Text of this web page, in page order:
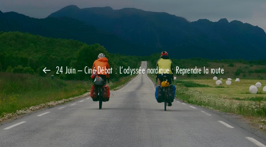
24 Juin – Ciné-Débat : L’odyssée nordique : Reprendre la route